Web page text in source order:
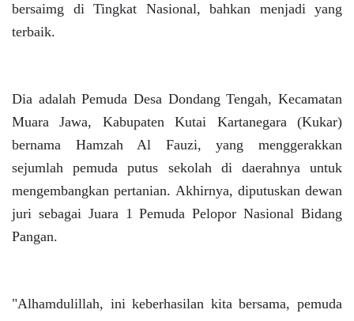
bersaimg di Tingkat Nasional, bahkan menjadi yang
terbaik.
Dia adalah Pemuda Desa Dondang Tengah, Kecamatan
Muara Jawa, Kabupaten Kutai Kartanegara (Kukar)
bernama Hamzah Al Fauzi, yang menggerakkan
sejumlah pemuda putus sekolah di daerahnya untuk
mengembangkan pertanian. Akhirnya, diputuskan dewan
juri sebagai Juara 1 Pemuda Pelopor Nasional Bidang
Pangan.
"Alhamdulillah, ini keberhasilan kita bersama, pemuda